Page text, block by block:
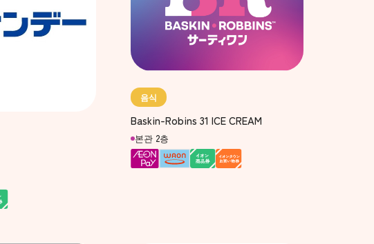
음식
Baskin-Robins 31 ICE CREAM
본관 2층